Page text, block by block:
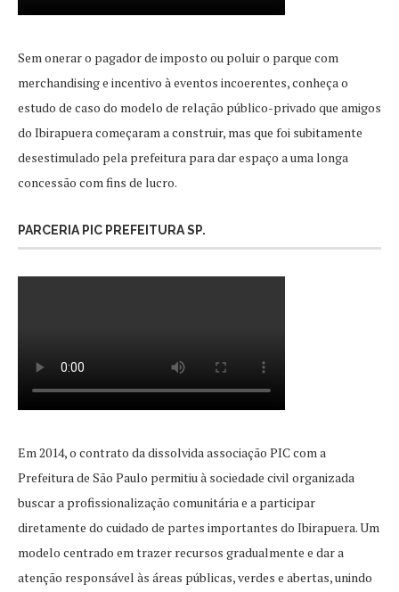
Sem onerar o pagador de imposto ou poluir o parque com
merchandising e incentivo à eventos incoerentes, conheça o
estudo de caso do modelo de relação público-privado que amigos
do Ibirapuera começaram a construir, mas que foi subitamente
desestimulado pela prefeitura para dar espaço a uma longa
concessão com fins de lucro.
PARCERIA PIC PREFEITURA SP.
Em 2014, o contrato da dissolvida associação PIC com a
Prefeitura de São Paulo permitiu à sociedade civil organizada
buscar a profissionalização comunitária e a participar
diretamente do cuidado de partes importantes do Ibirapuera. Um
modelo centrado em trazer recursos gradualmente e dar a
atenção responsável às áreas públicas, verdes e abertas, unindo